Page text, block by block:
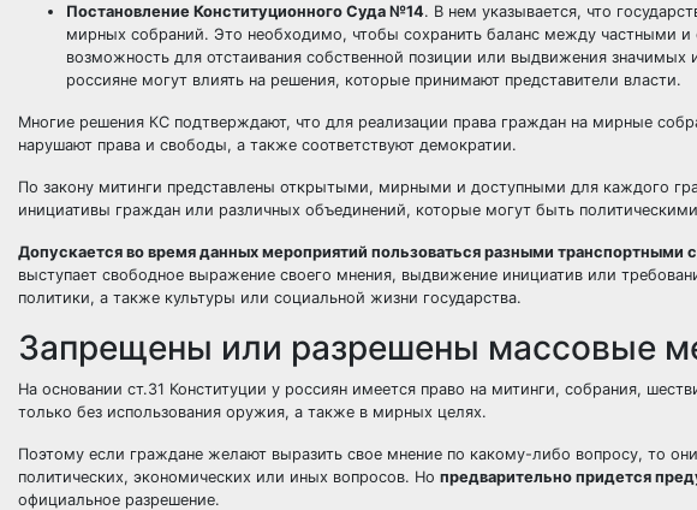
Постановление Конституционного Суда №14. В нем указывается, что
мирных собраний. Это необходимо, чтобы сохранить баланс между частными
возможность для отстаивания собственной позиции или выдвижения
россияне могут влиять на решения, которые принимают представители власти.
Многие решения КС подтверждают, что для реализации права граждан на мирные
нарушают права и свободы, а также соответствуют демократии.
По закону митинги представлены открытыми, мирными и доступными для каждого
инициативы граждан или различных объединений, которые могут быть
Допускается во время данных мероприятий пользоваться разными транспортными
выступает свободное выражение своего мнения, выдвижение инициатив или
политики, а также культуры или социальной жизни государства.
Запрещены или разрешены массовые
На основании ст.31 Конституции у россиян имеется право на митинги, собрания,
только без использования оружия, а также в мирных целях.
Поэтому если граждане желают выразить свое мнение по какому-либо вопросу, то
политических, экономических или иных вопросов. Но предварительно придется
официальное разрешение.